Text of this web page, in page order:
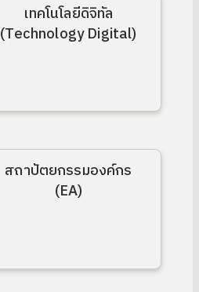
เทคโนโลยีดิจิทัล
(Technology Digital)
สถาปัตยกรรมองค์กร
(EA)